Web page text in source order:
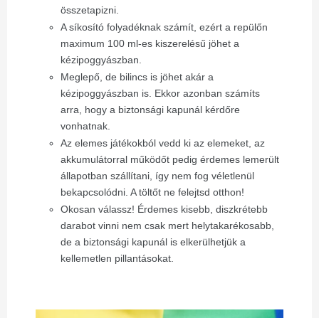
összetapizni.
A síkosító folyadéknak számít, ezért a repülőn
maximum 100 ml-es kiszerelésű jöhet a
kézipoggyászban.
Meglepő, de bilincs is jöhet akár a
kézipoggyászban is. Ekkor azonban számíts
arra, hogy a biztonsági kapunál kérdőre
vonhatnak.
Az elemes játékokból vedd ki az elemeket, az
akkumulátorral működőt pedig érdemes lemerült
állapotban szállítani, így nem fog véletlenül
bekapcsolódni. A töltőt ne felejtsd otthon!
Okosan válassz! Érdemes kisebb, diszkrétebb
darabot vinni nem csak mert helytakarékosabb,
de a biztonsági kapunál is elkerülhetjük a
kellemetlen pillantásokat.